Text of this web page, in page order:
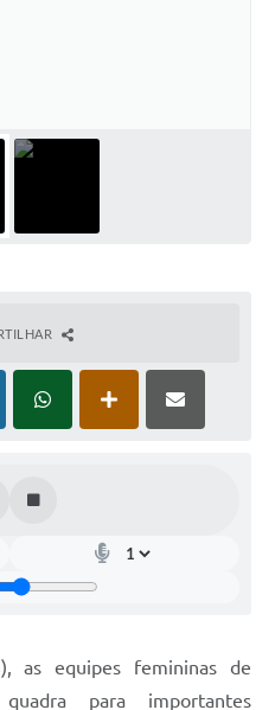
as equipes femininas de
para importantes